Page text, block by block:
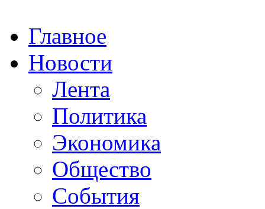
Главное
Новости
Лента
Политика
Экономика
Общество
События